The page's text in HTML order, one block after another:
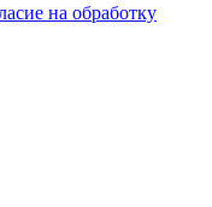
на обработку